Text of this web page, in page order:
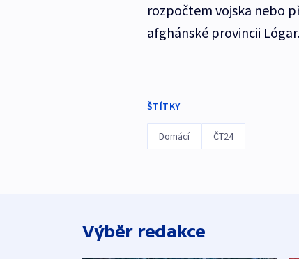
rozpočtem vojska nebo
afghánské provincii Lógar.
ŠTÍTKY
Domácí ČT24
Výběr redakce